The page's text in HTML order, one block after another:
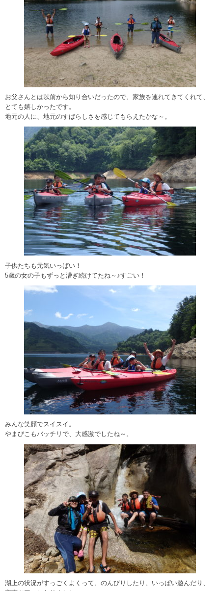
お父さんとは以前から知り合いだったので、家族を連れてきてくれて、
とても嬉しかったです。
地元の人に、地元のすばらしさを感じてもらえたかな～。
子供たちも元気いっぱい！
5歳の女の子もずっと漕ぎ続けてたね～♪すごい！
みんな笑顔でスイスイ。
やまびこもバッチリで、大感激でしたね～。
湖上の状況がすっごくよくって、のんびりしたり、いっぱい遊んだり、